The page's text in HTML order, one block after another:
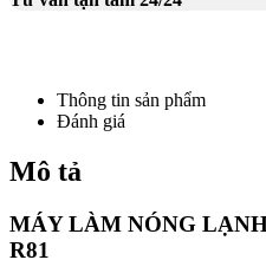
Thông tin sản phẩm
Đánh giá
Mô tả
MÁY LÀM NÓNG
R81